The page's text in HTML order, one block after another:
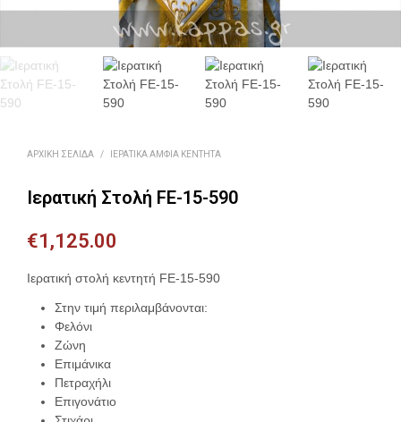
ΑΡΧΙΚΉ ΣΕΛΊΔΑ / ΙΕΡΑΤΙΚΆ ΆΜΦΙΑ ΚΕΝΤΗΤΆ
Ιερατική Στολή FE-15-590
€1,125.00
Ιερατική στολή κεντητή FE-15-590
Στην τιμή περιλαμβάνονται:
Φελόνι
Ζώνη
Επιμάνικα
Πετραχήλι
Επιγονάτιο